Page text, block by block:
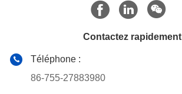
Contactez rapidement
Téléphone :
86-755-27883980